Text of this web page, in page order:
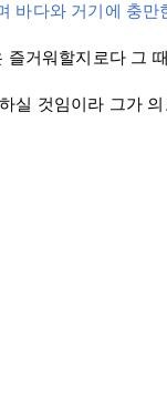
바다와 거기에 충만
거워할지로다 그
실 것임이라 그가